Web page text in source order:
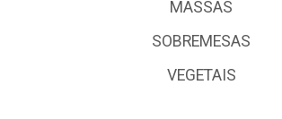
MASSAS
SOBREMESAS
VEGETAIS